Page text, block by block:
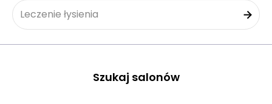
Leczenie łysienia
Szukaj salonów